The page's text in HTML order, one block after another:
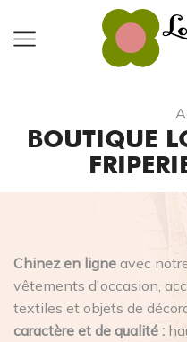
BOUTIQUE
Chinez en ligne avec
vêtements d'occasion,
textiles et objets de
caractère et de qualité :